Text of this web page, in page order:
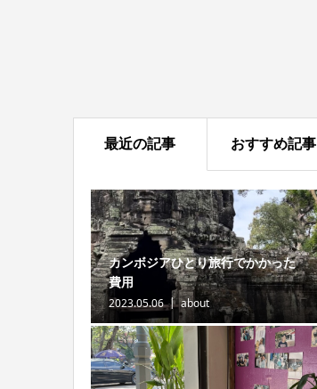
最近の記事 おすすめ記事
カンボジアひとり旅行でかかった
費用
2023.05.06 about